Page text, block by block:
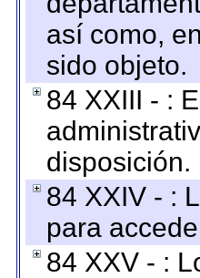
así como,
sido objeto.
84 XXIII - :
disposición.
84 XXIV - :
para
84 XXV - :